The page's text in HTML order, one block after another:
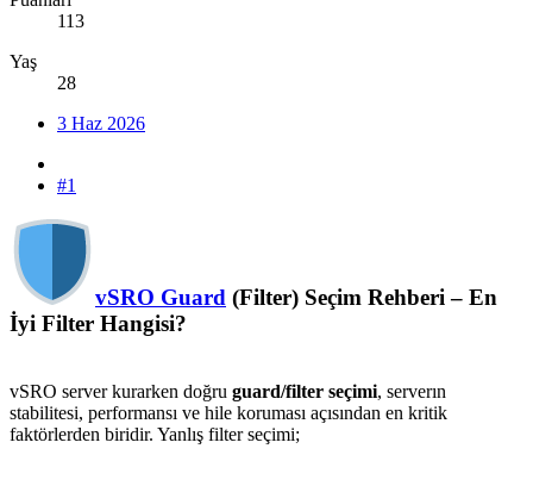
113
Yaş
28
3 Haz 2026
#1
vSRO Guard (Filter) Seçim Rehberi – En
İyi Filter Hangisi?
vSRO server kurarken doğru guard/filter seçimi, serverın
stabilitesi, performansı ve hile koruması açısından en kritik
faktörlerden biridir. Yanlış filter seçimi;